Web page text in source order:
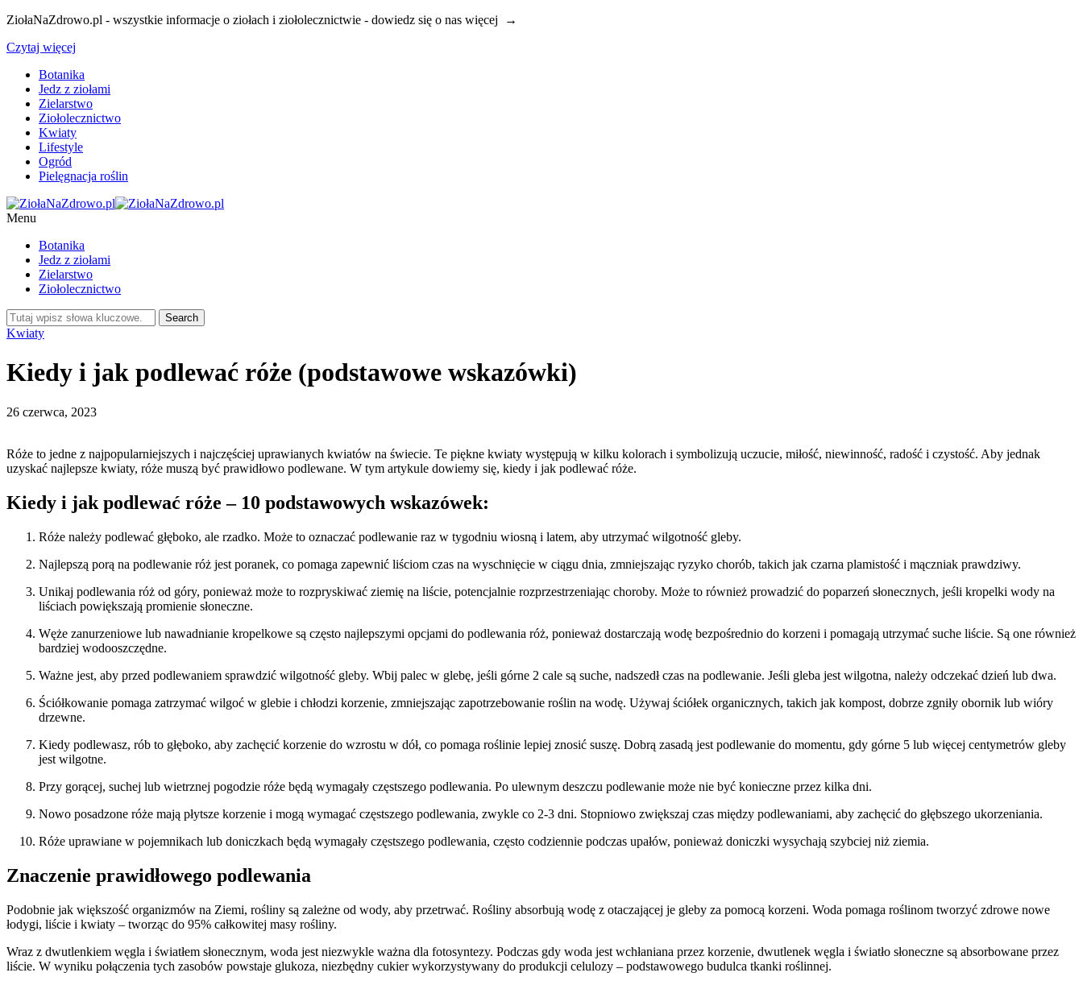
ZiołaNaZdrowo.pl - wszystkie informacje o ziołach i ziołolecznictwie - dowiedz się o nas więcej →
Czytaj więcej
Botanika
Jedz z ziołami
Zielarstwo
Ziołolecznictwo
Kwiaty
Lifestyle
Ogród
Pielęgnacja roślin
Menu
Botanika
Jedz z ziołami
Zielarstwo
Ziołolecznictwo
Kwiaty
Kiedy i jak podlewać róże (podstawowe wskazówki)
26 czerwca, 2023
Róże to jedne z najpopularniejszych i najczęściej uprawianych kwiatów na świecie. Te piękne kwiaty występują w kilku kolorach i symbolizują uczucie, miłość, niewinność, radość i czystość. Aby jednak
uzyskać najlepsze kwiaty, róże muszą być prawidłowo podlewane. W tym artykule dowiemy się, kiedy i jak podlewać róże.
Kiedy i jak podlewać róże – 10 podstawowych wskazówek:
Róże należy podlewać głęboko, ale rzadko. Może to oznaczać podlewanie raz w tygodniu wiosną i latem, aby utrzymać wilgotność gleby.
Najlepszą porą na podlewanie róż jest poranek, co pomaga zapewnić liściom czas na wyschnięcie w ciągu dnia, zmniejszając ryzyko chorób, takich jak czarna plamistość i mączniak prawdziwy.
Unikaj podlewania róż od góry, ponieważ może to rozpryskiwać ziemię na liście, potencjalnie rozprzestrzeniając choroby. Może to również prowadzić do poparzeń słonecznych, jeśli kropelki wody na
liściach powiększają promienie słoneczne.
Węże zanurzeniowe lub nawadnianie kropelkowe są często najlepszymi opcjami do podlewania róż, ponieważ dostarczają wodę bezpośrednio do korzeni i pomagają utrzymać suche liście. Są one również
bardziej wodooszczędne.
Ważne jest, aby przed podlewaniem sprawdzić wilgotność gleby. Wbij palec w glebę, jeśli górne 2 cale są suche, nadszedł czas na podlewanie. Jeśli gleba jest wilgotna, należy odczekać dzień lub dwa.
Ściółkowanie pomaga zatrzymać wilgoć w glebie i chłodzi korzenie, zmniejszając zapotrzebowanie roślin na wodę. Używaj ściółek organicznych, takich jak kompost, dobrze zgniły obornik lub wióry
drzewne.
Kiedy podlewasz, rób to głęboko, aby zachęcić korzenie do wzrostu w dół, co pomaga roślinie lepiej znosić suszę. Dobrą zasadą jest podlewanie do momentu, gdy górne 5 lub więcej centymetrów gleby
jest wilgotne.
Przy gorącej, suchej lub wietrznej pogodzie róże będą wymagały częstszego podlewania. Po ulewnym deszczu podlewanie może nie być konieczne przez kilka dni.
Nowo posadzone róże mają płytsze korzenie i mogą wymagać częstszego podlewania, zwykle co 2-3 dni. Stopniowo zwiększaj czas między podlewaniami, aby zachęcić do głębszego ukorzeniania.
Róże uprawiane w pojemnikach lub doniczkach będą wymagały częstszego podlewania, często codziennie podczas upałów, ponieważ doniczki wysychają szybciej niż ziemia.
Znaczenie prawidłowego podlewania
Podobnie jak większość organizmów na Ziemi, rośliny są zależne od wody, aby przetrwać. Rośliny absorbują wodę z otaczającej je gleby za pomocą korzeni. Woda pomaga roślinom tworzyć zdrowe nowe
łodygi, liście i kwiaty – tworząc do 95% całkowitej masy rośliny.
Wraz z dwutlenkiem węgla i światłem słonecznym, woda jest niezwykle ważna dla fotosyntezy. Podczas gdy woda jest wchłaniana przez korzenie, dwutlenek węgla i światło słoneczne są absorbowane przez
liście. W wyniku połączenia tych zasobów powstaje glukoza, niezbędny cukier wykorzystywany do produkcji celulozy – podstawowego budulca tkanki roślinnej.